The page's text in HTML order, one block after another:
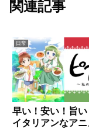
関連記事
日常
早い！安い！旨
イタリアンなア